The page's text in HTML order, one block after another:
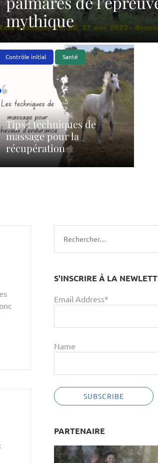
mythique
Contrôle initial Santé
Tips : techniques de
massage pour la
récupération
Rechercher :
S'INSCRIRE À LA
Email Address*
Name
PARTENAIRE